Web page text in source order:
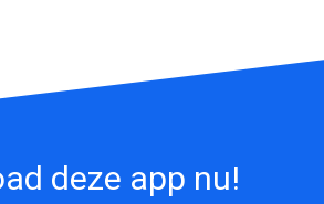
deze app nu!